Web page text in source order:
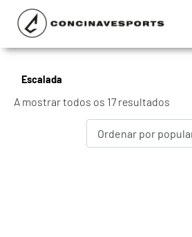
Escalada
A mostrar todos os 17 resultados